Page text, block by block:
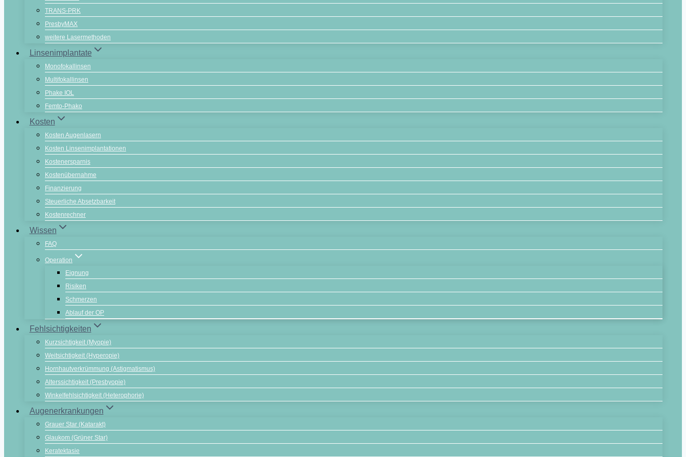
TRANS-PRK
PresbyMAX
weitere Lasermethoden
Linsenimplantate
Monofokallinsen
Multifokallinsen
Phake IOL
Femto-Phako
Kosten
Kosten Augenlasern
Kosten Linsenimplantationen
Kostenersparnis
Kostenübernahme
Finanzierung
Steuerliche Absetzbarkeit
Kostenrechner
Wissen
FAQ
Operation
Eignung
Risiken
Schmerzen
Ablauf der OP
Fehlsichtigkeiten
Kurzsichtigkeit (Myopie)
Weitsichtigkeit (Hyperopie)
Hornhautverkrümmung (Astigmatismus)
Alterssichtigkeit (Presbyopie)
Winkelfehlsichtigkeit (Heterophorie)
Augenerkrankungen
Grauer Star (Katarakt)
Glaukom (Grüner Star)
Keratektasie